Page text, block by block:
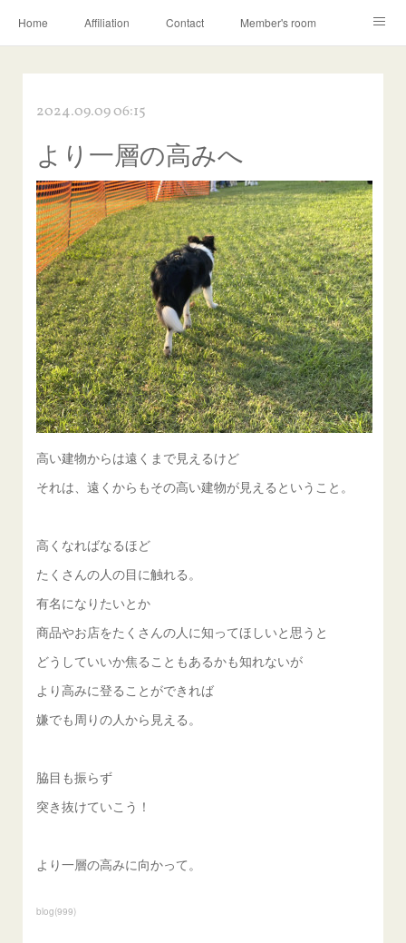
Home Affiliation Contact Member's room
2024.09.09 06:15
より一層の高みへ
高い建物からは遠くまで見えるけど
それは、遠くからもその高い建物が見えるということ。
高くなればなるほど
たくさんの人の目に触れる。
有名になりたいとか
商品やお店をたくさんの人に知ってほしいと思うと
どうしていいか焦ることもあるかも知れないが
より高みに登ることができれば
嫌でも周りの人から見える。
脇目も振らず
突き抜けていこう！
より一層の高みに向かって。
blog(999)